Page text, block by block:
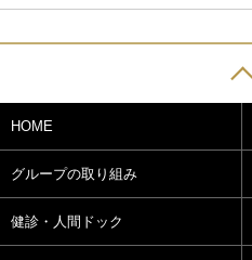
HOME
グループの取り組み
健診・人間ドック